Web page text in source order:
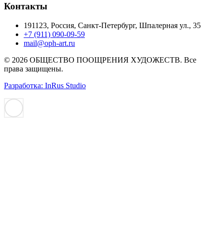
Контакты
191123, Россия, Санкт-Петербург, Шпалерная ул., 35
+7 (911) 090-09-59
mail@oph-art.ru
© 2026 ОБЩЕСТВО ПООЩРЕНИЯ ХУДОЖЕСТВ. Все
права защищены.
Разработка: InRus Studio